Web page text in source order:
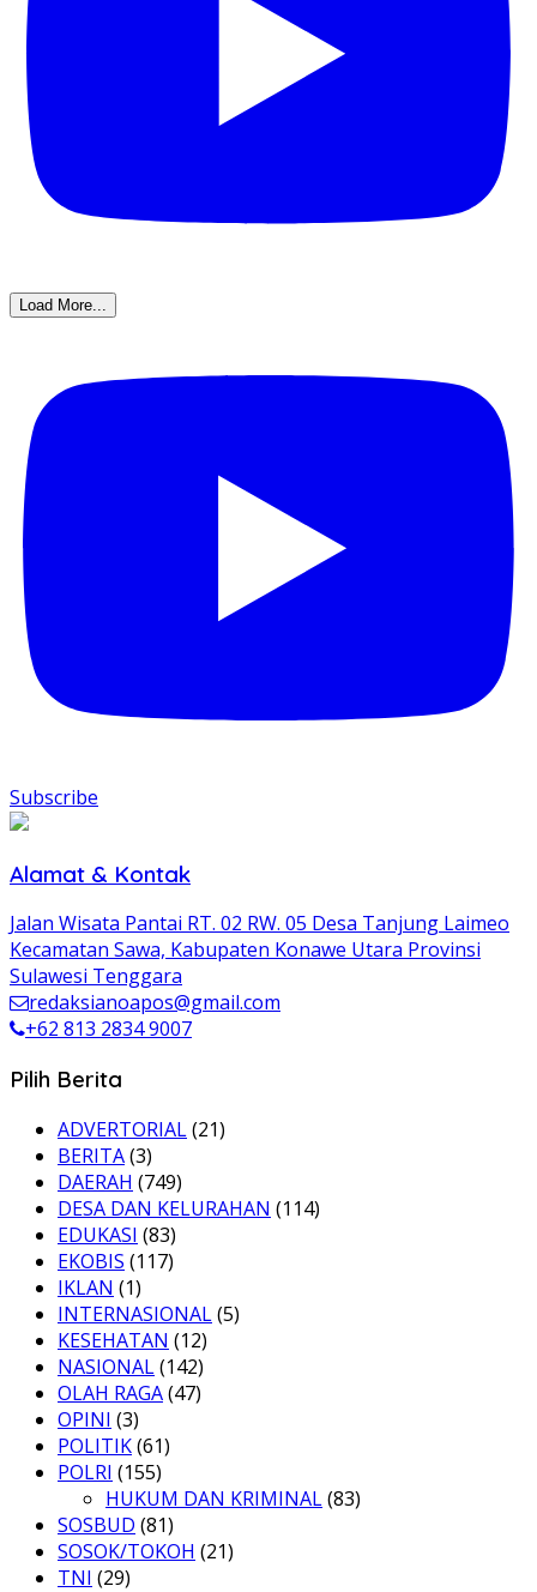
Load More...
Subscribe
Alamat & Kontak
Jalan Wisata Pantai RT. 02 RW. 05 Desa Tanjung Laimeo
Kecamatan Sawa, Kabupaten Konawe Utara Provinsi
Sulawesi Tenggara
redaksianoapos@gmail.com
+62 813 2834 9007
Pilih Berita
ADVERTORIAL(21)
BERITA(3)
DAERAH (749)
DESA DAN KELURAHAN (114)
EDUKASI (83)
EKOBIS (117)
IKLAN (1)
INTERNASIONAL(5)
KESEHATAN (12)
NASIONAL(142)
OLAH RAGA(47)
OPINI (3)
POLITIK(61)
POLRI (155)
HUKUM DAN KRIMINAL(83)
SOSBUD (81)
SOSOK/TOKOH (21)
TNI (29)